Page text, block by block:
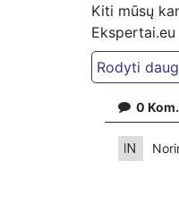
Kiti mūsų
https://
Mūsų
VšĮ
0 Kom.